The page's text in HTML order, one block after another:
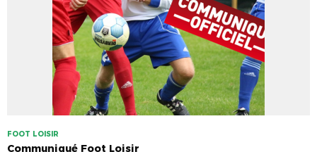
FOOT LOISIR
Communiqué Foot Loisir